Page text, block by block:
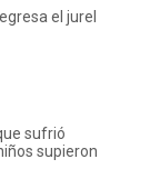
el jurel
sufrió
supieron